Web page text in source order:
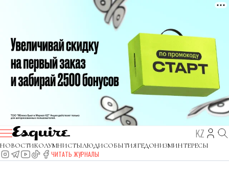
KZ
НОВОСТИКОЛУМНИСТЫЛЮДИСОБЫТИЯГЕДОНИЗМИНТЕРЕСЫ
ЧИТАТЬ ЖУРНАЛЫ